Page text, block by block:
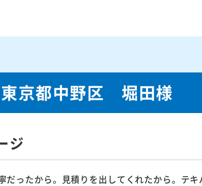
東京都中野区 堀田様
ジ
だったから。見積りを出してくれたから。テキ